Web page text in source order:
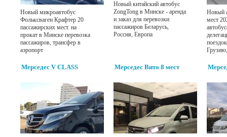
Новый микроавтобус
Фольксваген Крафтер 20
пассажирских мест. на
прокат в Минске перевозка
пассажиров, трансфер в
аэропорт
Новый китайский автобус
ZongTong в Минске - аренда
и заказ для перевозки
пассажиров Беларусь,
Россия, Европа
Новый
мест
Мерседес V CLASS Мерседес Вито 8 мест